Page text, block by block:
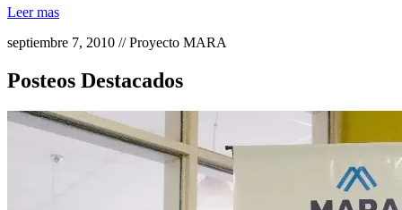
Leer mas
septiembre 7, 2010 // Proyecto MARA
Posteos Destacados